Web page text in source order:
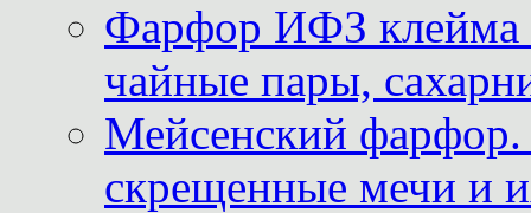
Фарфор ИФЗ клейма
чайные пары,
Мейсенский фарфор.
скрещенные мечи и